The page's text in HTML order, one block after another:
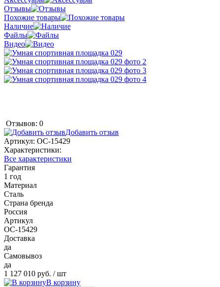
Отзывы
Похожие товары
Наличие
Файлы
Видео
Отзывов: 0
Добавить отзыв
Артикул: ОС-15429
Характеристики:
Все характеристики
Гарантия
1 год
Материал
Сталь
Страна бренда
Россия
Артикул
ОС-15429
Доставка
да
Самовывоз
да
1 127 010 руб. / шт
В корзину